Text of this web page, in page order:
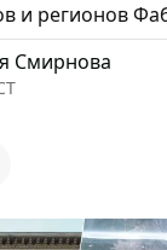
и регионов
Смирнова